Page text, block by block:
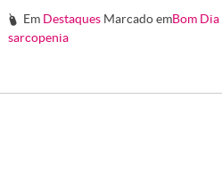
# Em Destaques Marcado emBom Dia
sarcopenia